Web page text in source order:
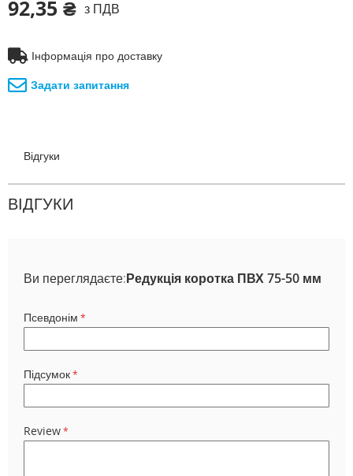
92,35 ₴ з ПДВ
Інформація про доставку
Задати запитання
Відгуки
ВІДГУКИ
Ви переглядаєте:Редукція коротка ПВХ 75-50 мм
Псевдонім
Підсумок
Review